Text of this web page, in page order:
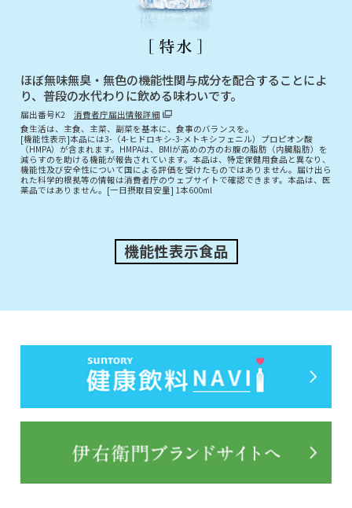
ほぼ無味無臭・無色の機能性関与成分を配合することによ
り、普段の水代わりに飲める味わいです。
届出番号K2 消費者庁届出情報詳細
食生活は、主食、主菜、副菜を基本に、食事のバランスを。
[機能性表示]本品には3-（4-ヒドロキシ-3-メトキシフェニル）プロピオン酸
（HMPA）が含まれます。HMPAは、BMIが高めの方のお腹の脂肪（内臓脂肪）を
減らすのを助ける機能が報告されています。本品は、特定保健用食品と異なり、
機能性及び安全性について国による評価を受けたものではありません。届け出ら
れた科学的根拠等の情報は消費者庁のウェブサイトで確認できます。本品は、医
薬品ではありません。[一日摂取目安量] 1本600ml
機能性表示食品